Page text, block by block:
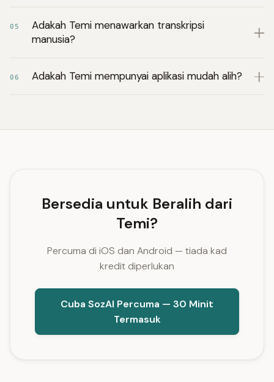
05
Adakah Temi menawarkan transkripsi
manusia?
06 Adakah Temi mempunyai aplikasi mudah alih?
Bersedia untuk Beralih dari
Temi?
Percuma di iOS dan Android — tiada kad
kredit diperlukan
Cuba SozAI Percuma — 30 Minit
Termasuk